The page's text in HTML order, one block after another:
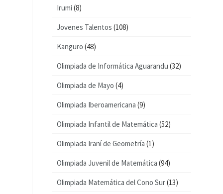
Irumi (8)
Jovenes Talentos (108)
Kanguro (48)
Olimpiada de Informática Aguarandu (32)
Olimpiada de Mayo (4)
Olimpiada Iberoamericana (9)
Olimpiada Infantil de Matemática (52)
Olimpiada Iraní de Geometría (1)
Olimpiada Juvenil de Matemática (94)
Olimpiada Matemática del Cono Sur(13)